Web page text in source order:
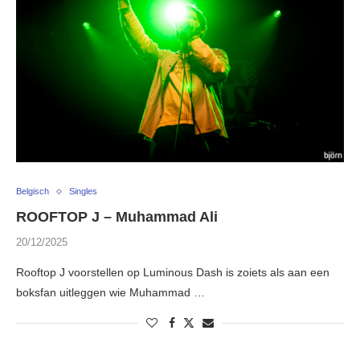
Belgisch Singles
ROOFTOP J – Muhammad Ali
20/12/2025
Rooftop J voorstellen op Luminous Dash is zoiets als aan een
boksfan uitleggen wie Muhammad …